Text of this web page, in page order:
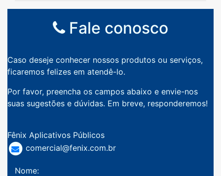
Fale conosco
Caso deseje conhecer nossos produtos ou serviços,
ficaremos felizes em atendê-lo.
Por favor, preencha os campos abaixo e envie-nos
suas sugestões e dúvidas. Em breve, responderemos!
Fênix Aplicativos Públicos
comercial@fenix.com.br
Nome: